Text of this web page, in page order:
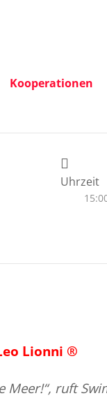
Kooperationen
Uhrzeit
Lionni ®
Meer!“, ruft